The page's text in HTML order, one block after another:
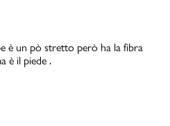
è un pò stretto però ha la fibra
è il piede .